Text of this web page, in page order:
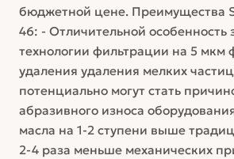
бюджетной цене. Преимущества
46: - Отличительной особенность
технологии фильтрации на 5 мкм
удаления удаления мелких
потенциально могут стать
абразивного износа
масла на 1-2 ступени выше
2-4 раза меньше механических